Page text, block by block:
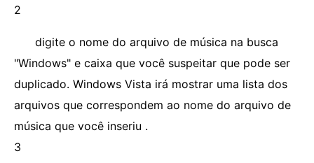
2
digite o nome do arquivo de música na busca
"Windows" e caixa que você suspeitar que pode ser
duplicado. Windows Vista irá mostrar uma lista dos
arquivos que correspondem ao nome do arquivo de
música que você inseriu .
3